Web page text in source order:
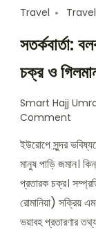
Travel
সতর্কবার্তা:
চক্র ও
Smart Hajj
Comment
ইউরোপে সুন্দর
মানুষ পাড়ি জমান।
প্রতারক চক্র।
রোমানিয়া) সক্রিয়
ভয়াবহ প্রতারণার